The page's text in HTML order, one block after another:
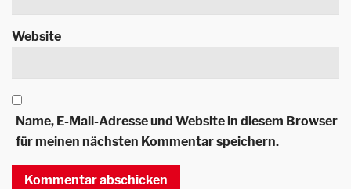
Website
Name, E-Mail-Adresse und Website in diesem Browser
für meinen nächsten Kommentar speichern.